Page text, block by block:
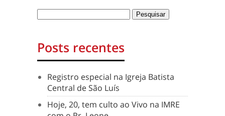
Posts recentes
Registro especial na Igreja Batista
Central de São Luís
Hoje, 20, tem culto ao Vivo na IMRE